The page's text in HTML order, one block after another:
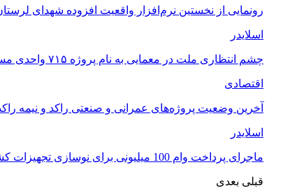
رونمایی از نخستین نرم‌افزار واقعیت افزوده شهدای
اسلایدر
چشم انتظاری ملت در معمایی به نام پروژه ۷۱۵ واحدی مسکن ملی خرم آباد
اقتصادی
آخرین وضعیت پروژه‌های عمرانی و صنعتی راکد و نیمه
اسلایدر
ماجرای پرداخت وام 100 میلیونی برای نوسازی تجهیزات کشاورزان لرستانی چیست؟
قبلی بعدی